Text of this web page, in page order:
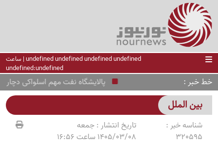
undefined undefined undefined undefined | ساعت
undefined:undefined
خط خبر پالایشگاه نفت مهم اسلواکی دچار
بین الملل
شناسه خبر :
320595
تاریخ انتشار :جمعه
1405/03/08 ساعت 16:56